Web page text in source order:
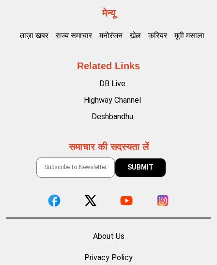
मेन्यू
ताज़ा खबर राज्य समाचार मनोरंजन खेल करियर मूवी मसाला
Related Links
DB Live
Highway Channel
Deshbandhu
समाचार की सदस्यता लें
About Us
Privacy Policy